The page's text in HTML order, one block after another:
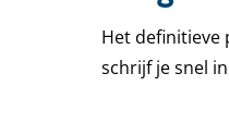
Het definitieve
schrijf je snel